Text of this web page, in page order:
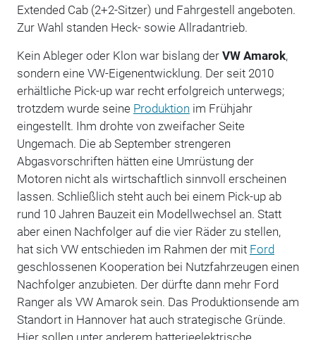
Extended Cab (2+2-Sitzer) und Fahrgestell angeboten.
Zur Wahl standen Heck- sowie Allradantrieb.
Kein Ableger oder Klon war bislang der VW Amarok,
sondern eine VW-Eigenentwicklung. Der seit 2010
erhältliche Pick-up war recht erfolgreich unterwegs;
trotzdem wurde seine Produktion im Frühjahr
eingestellt. Ihm drohte von zweifacher Seite
Ungemach. Die ab September strengeren
Abgasvorschriften hätten eine Umrüstung der
Motoren nicht als wirtschaftlich sinnvoll erscheinen
lassen. Schließlich steht auch bei einem Pick-up ab
rund 10 Jahren Bauzeit ein Modellwechsel an. Statt
aber einen Nachfolger auf die vier Räder zu stellen,
hat sich VW entschieden im Rahmen der mit Ford
geschlossenen Kooperation bei Nutzfahrzeugen einen
Nachfolger anzubieten. Der dürfte dann mehr Ford
Ranger als VW Amarok sein. Das Produktionsende am
Standort in Hannover hat auch strategische Gründe.
Hier sollen unter anderem batterieelektrische